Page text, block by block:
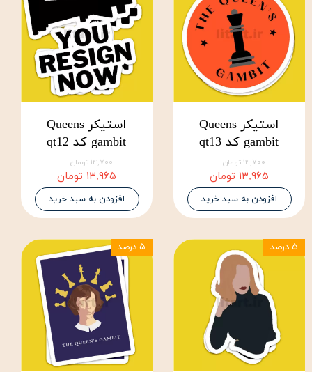
استیکر Queens
gambit کد qt13
۱۴,۷۰۰ تومان
۱۳,۹۶۵ تومان
افزودن به سبد خرید
استیکر Queens
gambit کد qt12
۱۴,۷۰۰ تومان
۱۳,۹۶۵ تومان
افزودن به سبد خرید
۵ درصد ۵ درصد